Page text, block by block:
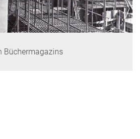
Büchermagazins